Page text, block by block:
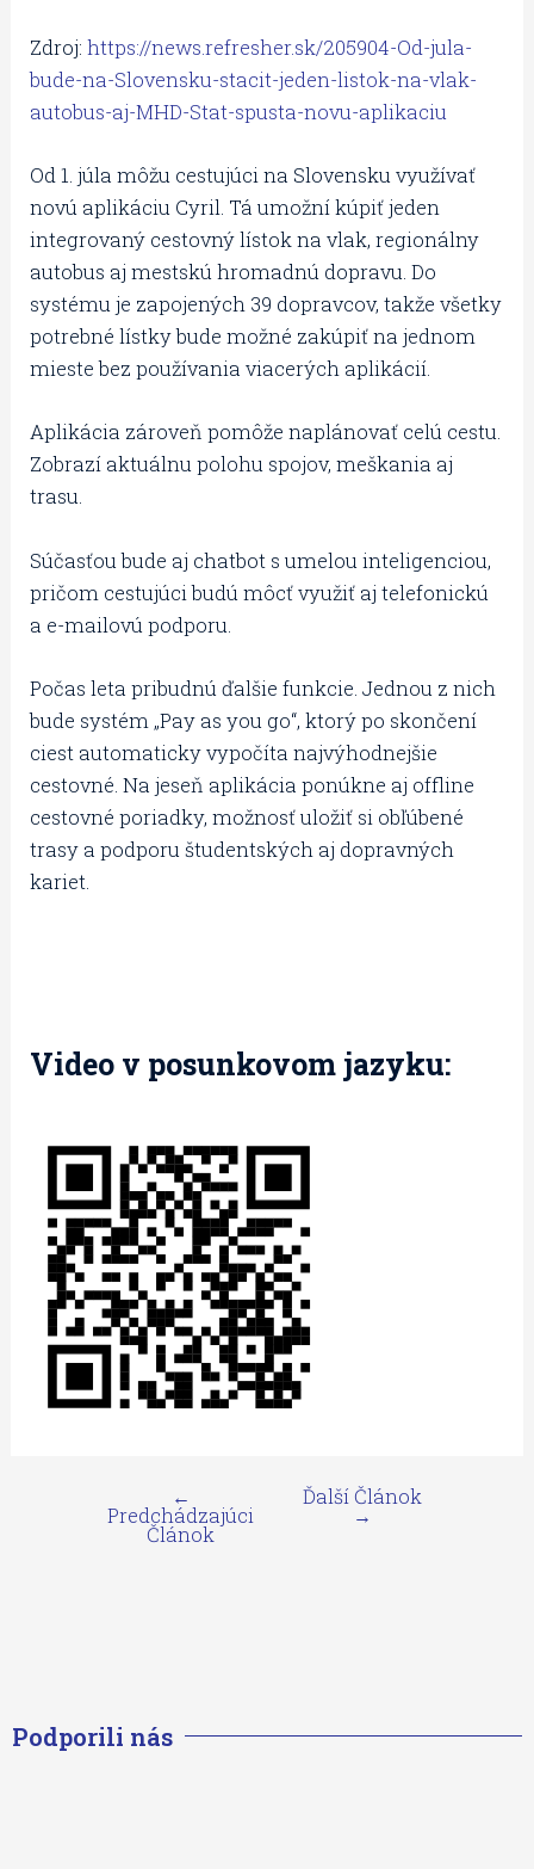
Zdroj:https://news.refresher.sk/205904-Od-jula-
bude-na-Slovensku-stacit-jeden-listok-na-vlak-
autobus-aj-MHD-Stat-spusta-novu-aplikaciu
Od 1. júla môžu cestujúci na Slovensku využívať
novú aplikáciu Cyril. Tá umožní kúpiť jeden
integrovaný cestovný lístok na vlak, regionálny
autobus aj mestskú hromadnú dopravu. Do
systému je zapojených 39 dopravcov, takže všetky
potrebné lístky bude možné zakúpiť na jednom
mieste bez používania viacerých aplikácií.
Aplikácia zároveň pomôže naplánovať celú cestu.
Zobrazí aktuálnu polohu spojov, meškania aj
trasu.
Súčasťou bude aj chatbot s umelou inteligenciou,
pričom cestujúci budú môcť využiť aj telefonickú
a e-mailovú podporu.
Počas leta pribudnú ďalšie funkcie. Jednou z nich
bude systém „Pay as you go“, ktorý po skončení
ciest automaticky vypočíta najvýhodnejšie
cestovné. Na jeseň aplikácia ponúkne aj offline
cestovné poriadky, možnosť uložiť si obľúbené
trasy a podporu študentských aj dopravných
kariet.
Video v posunkovom jazyku:
←
Predchádzajúci
Článok
Ďalší Článok
→
Podporili nás